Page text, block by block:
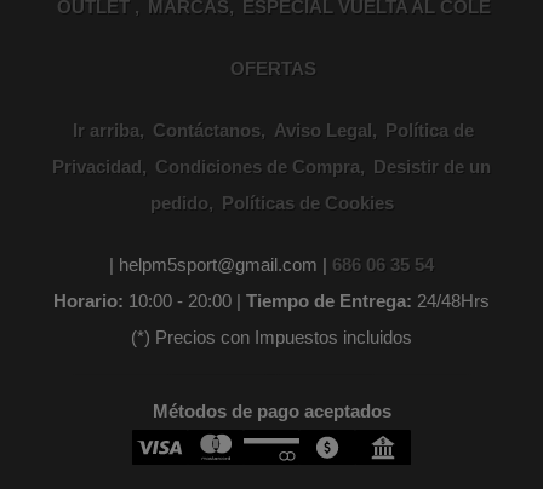
OUTLET
MARCAS ESPECIAL VUELTA AL COLE
OFERTAS
Ir arriba Contáctanos Aviso Legal
Política de
Privacidad
Condiciones de Compra
Desistir de un
pedido
Políticas de Cookies
| helpm5sport@gmail.com | 686 06 35 54
Horario: 10:00 - 20:00 | Tiempo de Entrega: 24/48Hrs
(*) Precios con Impuestos incluidos
Métodos de pago aceptados